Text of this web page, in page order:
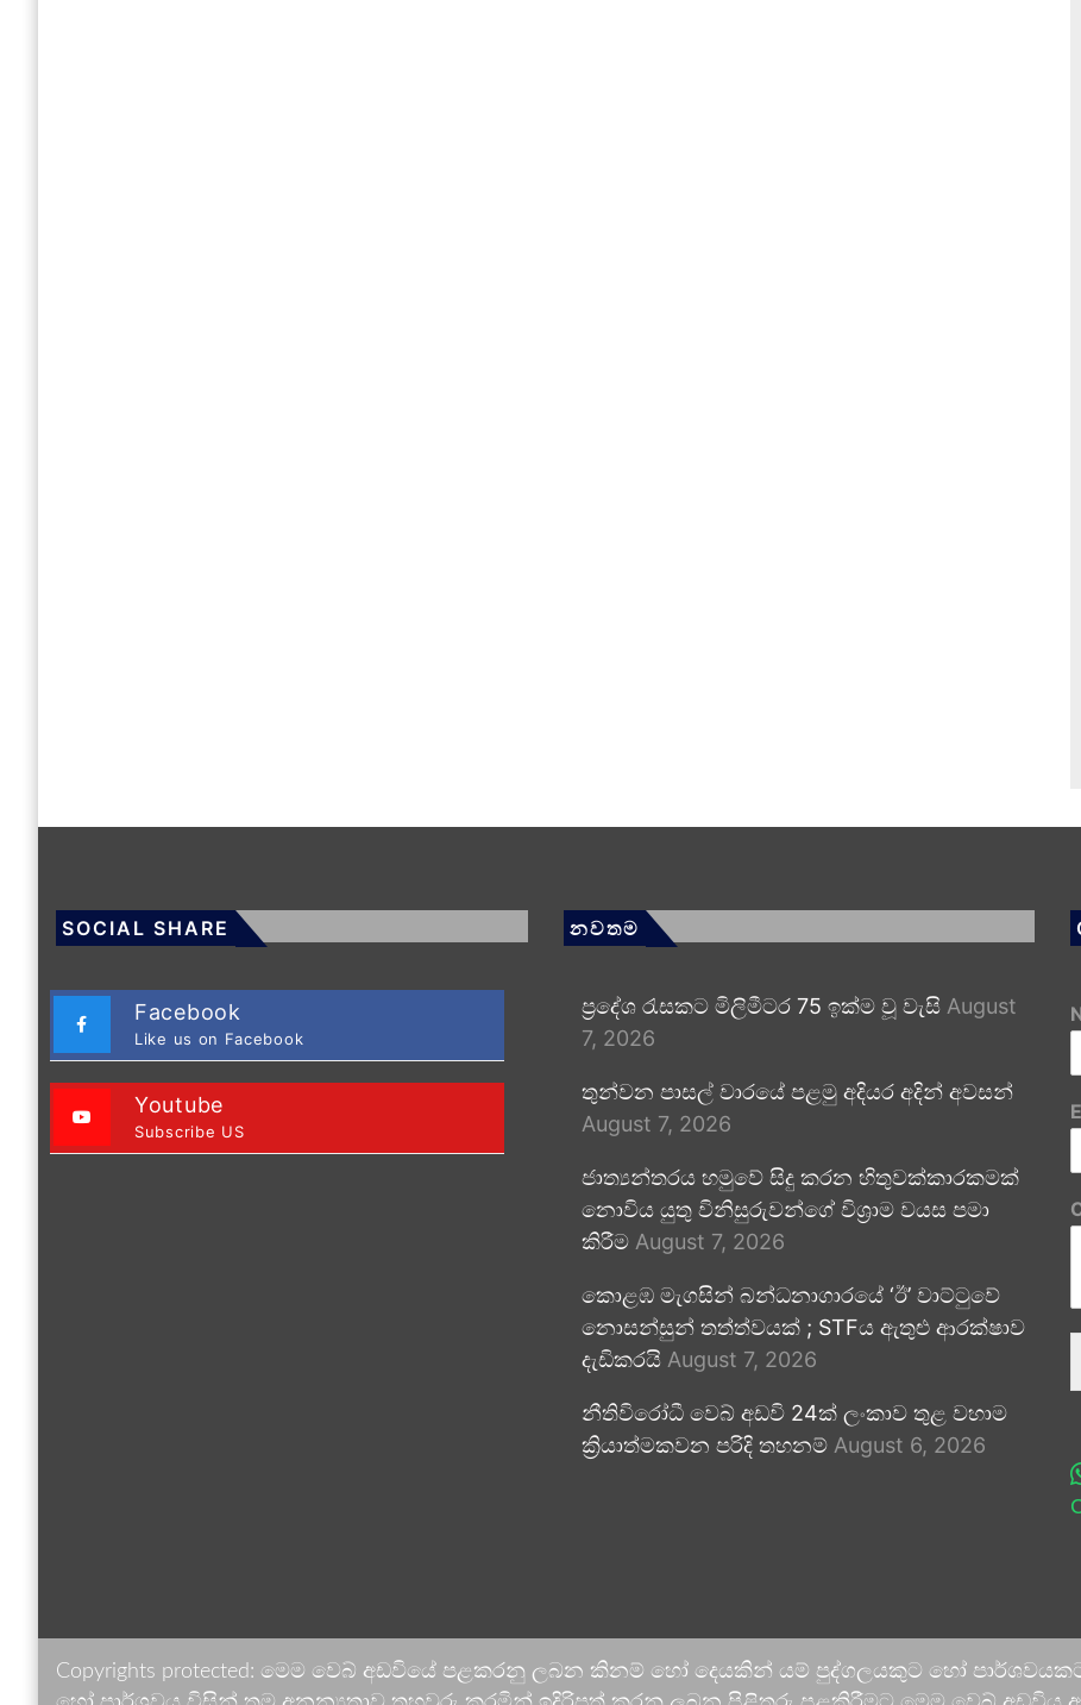
SOCIAL SHARE
Facebook
Like us on Facebook
Youtube
Subscribe US
නවතම
ප්‍රදේශ රැසකට මිලිමීටර 75 ඉක්ම වූ වැසි August
7, 2026
තුන්වන පාසල් වාරයේ පළමු අදියර අදින් අවසන්
August 7, 2026
ජාත්‍යන්තරය හමුවේ සිදු කරන හිතුවක්කාරකමක්
නොවිය යුතු විනිසුරුවන්ගේ විශ්‍රාම වයස පමා
කිරීම August 7, 2026
කොළඹ මැගසින් බන්ධනාගාරයේ ‘ඊ’ වාට්ටුවේ
නොසන්සුන් තත්ත්වයක් ; STFය ඇතුළු ආරක්ෂාව
දැඩිකරයි August 7, 2026
නීතිවිරෝධී වෙබ් අඩවි 24ක් ලංකාව තුළ වහාම
ක්‍රියාත්මකවන පරිදි තහනම් August 6, 2026
Copyrights protected: මෙම වෙබ් අඩවියේ පළකරනු ලබන කිනම් හෝ දෙයකින් යම් පුද්ගලයකුට හෝ